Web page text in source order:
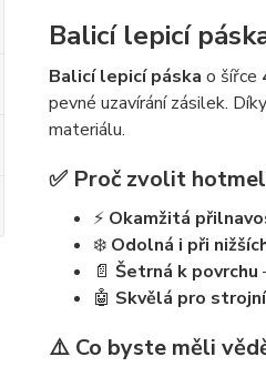
Balicí lepicí
Balicí lepicí páska o šířce
pevné uzavírání zásilek.
materiálu.
✅ Proč zvolit
⚡ Okamžitá
❄️ Odolná i při
📄 Šetrná k povrchu
🤖 Skvělá pro
⚠️ Co byste měli